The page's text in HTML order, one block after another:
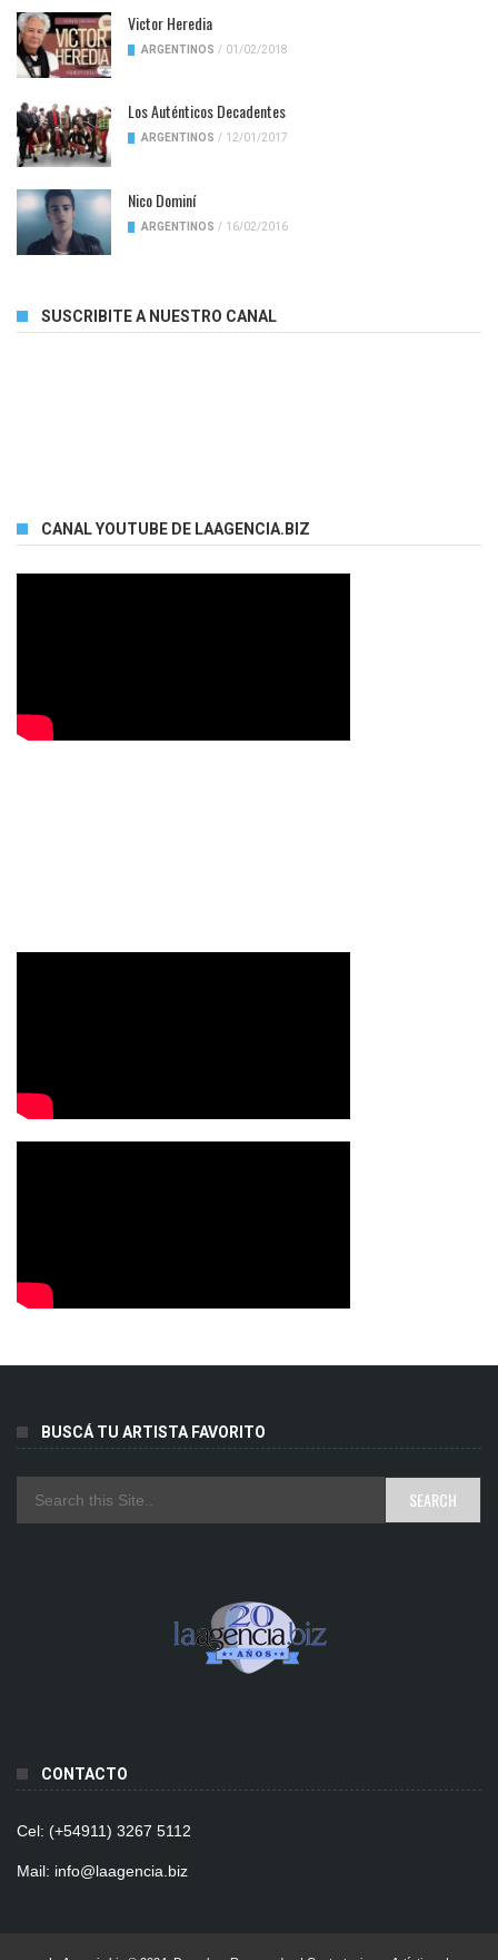
Victor Heredia
ARGENTINOS / 01/02/2018
Los Auténticos Decadentes
ARGENTINOS / 12/01/2017
Nico Dominí
ARGENTINOS / 16/02/2016
SUSCRIBITE A NUESTRO CANAL
CANAL YOUTUBE DE LAAGENCIA.BIZ
BUSCÁ TU ARTISTA FAVORITO
CONTACTO
Cel: (+54911) 3267 5112
Mail: info@laagencia.biz